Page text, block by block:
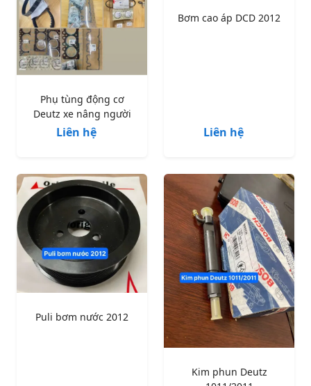
Phụ tùng động cơ
Deutz xe nâng người
Liên hệ
Bơm cao áp DCD 2012
Liên hệ
Puli bơm nước 2012
Kim phun Deutz